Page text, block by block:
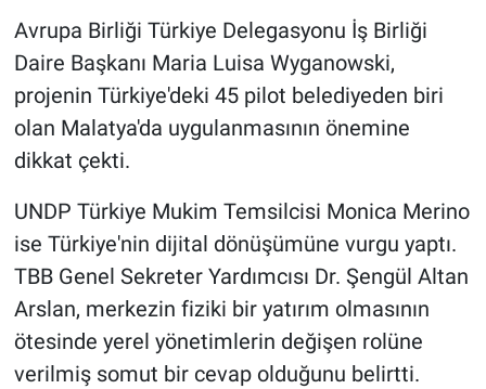
Avrupa Birliği Türkiye Delegasyonu İş Birliği
Daire Başkanı Maria Luisa Wyganowski,
projenin Türkiye'deki 45 pilot belediyeden biri
olan Malatya'da uygulanmasının önemine
dikkat çekti.
UNDP Türkiye Mukim Temsilcisi Monica Merino
ise Türkiye'nin dijital dönüşümüne vurgu yaptı.
TBB Genel Sekreter Yardımcısı Dr. Şengül Altan
Arslan, merkezin fiziki bir yatırım olmasının
ötesinde yerel yönetimlerin değişen rolüne
verilmiş somut bir cevap olduğunu belirtti.